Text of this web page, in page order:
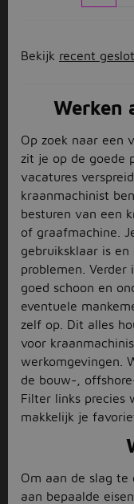
Bekijk recent
Werken
Op zoek naar een
zit je op de goede
vacatures
kraanmachinist
besturen van een
of graafmachine.
gebruiksklaar is
problemen.
goed schoon en
eventuele
zelf op. Dit alles
voor
werkomgevingen.
de bouw-,
Filter links precies
makkelijk je
Om aan de slag te
aan bepaalde